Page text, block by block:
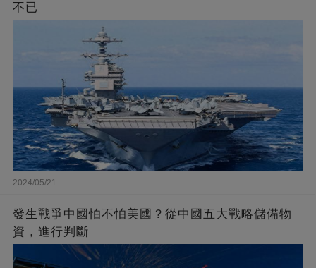
不已
2024/05/21
發生戰爭中國怕不怕美國？從中國五大戰略儲備物
資，進行判斷